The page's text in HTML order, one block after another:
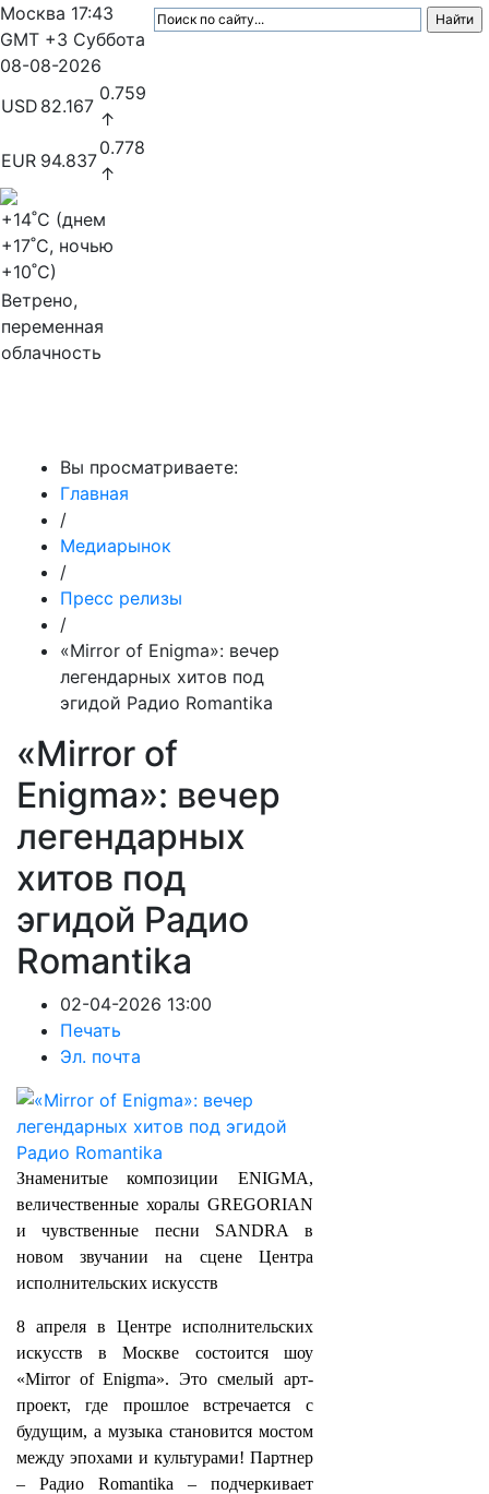
Москва 17:43
GMT +3 Суббота
08-08-2026
USD 82.167
0.759
↑
EUR 94.837
0.778
↑
+14˚C (днем
+17˚C, ночью
+10˚C)
Ветрено,
переменная
облачность
Вы просматриваете:
Главная
/
Медиарынок
/
Пресс релизы
/
«Mirror of Enigma»: вечер
легендарных хитов под
эгидой Радио Romantika
«Mirror of
Enigma»: вечер
легендарных
хитов под
эгидой Радио
Romantika
02-04-2026 13:00
Печать
Эл. почта
Знаменитые композиции ENIGMA,
величественные хоралы GREGORIAN
и чувственные песни SANDRA в
новом звучании на сцене Центра
исполнительских искусств
8 апреля в Центре исполнительских
искусств в Москве состоится шоу
«Mirror of Enigma». Это смелый арт-
проект, где прошлое встречается с
будущим, а музыка становится мостом
между эпохами и культурами! Партнер
– Радио Romantika – подчеркивает